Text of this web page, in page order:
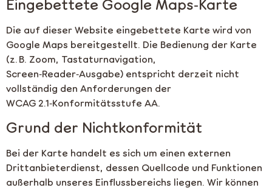
Eingebettete Google Maps‑Karte
Die auf dieser Website eingebettete Karte wird von
Google Maps bereitgestellt. Die Bedienung der Karte
(z. B. Zoom, Tastaturnavigation,
Screen‑Reader‑Ausgabe) entspricht derzeit nicht
vollständig den Anforderungen der
WCAG 2.1‑Konformitätsstufe AA.
Grund der Nichtkonformität
Bei der Karte handelt es sich um einen externen
Drittanbieterdienst, dessen Quellcode und Funktionen
außerhalb unseres Einflussbereichs liegen. Wir können